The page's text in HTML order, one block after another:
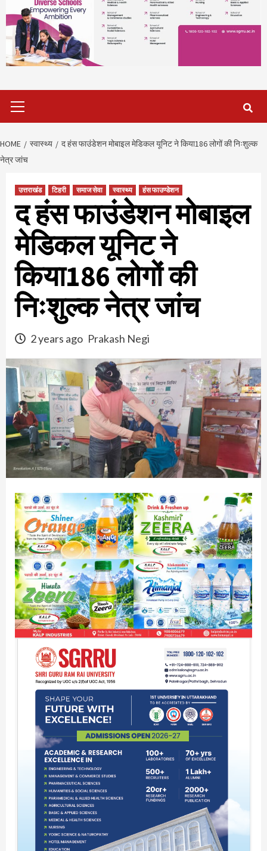
Menu
HOME स्वास्थ्य
द हंस फाउंडेशन मोबाइल मेडिकल यूनिट ने किया186 लोगों की निःशुल्क
नेत्र जांच
उत्तराखंड टिहरी समाज सेवा स्वास्थ्य हंस फाउण्डेशन
द हंस फाउंडेशन मोबाइल
मेडिकल यूनिट ने
किया186 लोगों की
निःशुल्क नेत्र जांच
2 years ago Prakash Negi